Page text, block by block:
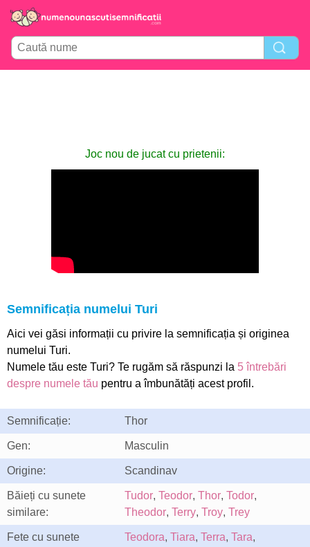
Joc nou de jucat cu prietenii:
Semnificația numelui Turi
Aici vei găsi informații cu privire la semnificația și originea
numelui Turi.
Numele tău este Turi? Te rugăm să răspunzi la 5 întrebări
despre numele tău pentru a îmbunătăți acest profil.
Semnificație: Thor
Gen: Masculin
Origine: Scandinav
Băieți cu sunete
similare:
Tudor, Teodor, Thor, Todor,
Theodor, Terry, Troy, Trey
Fete cu sunete
Teodora, Tiara, Terra, Tara,